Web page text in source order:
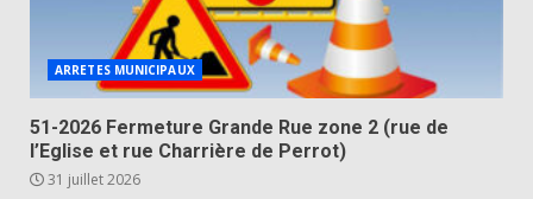
ARRETES MUNICIPAUX
51-2026 Fermeture Grande Rue zone 2 (rue de
l’Eglise et rue Charrière de Perrot)
31 juillet 2026